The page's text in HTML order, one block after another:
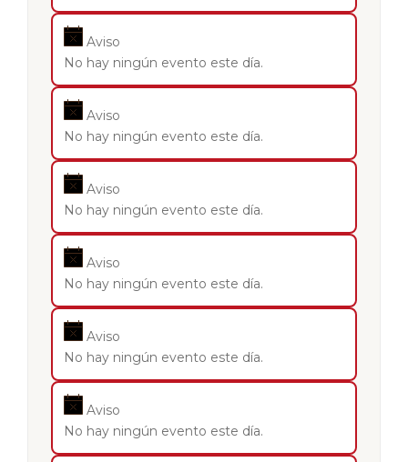
Aviso
No hay ningún evento este día.
Aviso
No hay ningún evento este día.
Aviso
No hay ningún evento este día.
Aviso
No hay ningún evento este día.
Aviso
No hay ningún evento este día.
Aviso
No hay ningún evento este día.